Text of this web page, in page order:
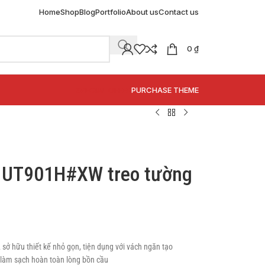
HomeShopBlogPortfolioAbout usContact us
0 ₫
PURCHASE THEME
treo tường
hữu thiết kế nhỏ gọn, tiện dụng với vách ngăn tạo
sạch hoàn toàn lòng bồn cầu